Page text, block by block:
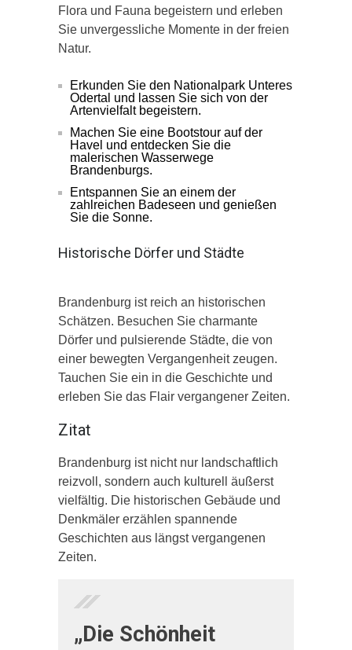
Flora und Fauna begeistern und erleben
Sie unvergessliche Momente in der freien
Natur.
Erkunden Sie den Nationalpark Unteres
Odertal und lassen Sie sich von der
Artenvielfalt begeistern.
Machen Sie eine Bootstour auf der
Havel und entdecken Sie die
malerischen Wasserwege
Brandenburgs.
Entspannen Sie an einem der
zahlreichen Badeseen und genießen
Sie die Sonne.
Historische Dörfer und Städte
Brandenburg ist reich an historischen
Schätzen. Besuchen Sie charmante
Dörfer und pulsierende Städte, die von
einer bewegten Vergangenheit zeugen.
Tauchen Sie ein in die Geschichte und
erleben Sie das Flair vergangener Zeiten.
Zitat
Brandenburg ist nicht nur landschaftlich
reizvoll, sondern auch kulturell äußerst
vielfältig. Die historischen Gebäude und
Denkmäler erzählen spannende
Geschichten aus längst vergangenen
Zeiten.
„Die Schönheit